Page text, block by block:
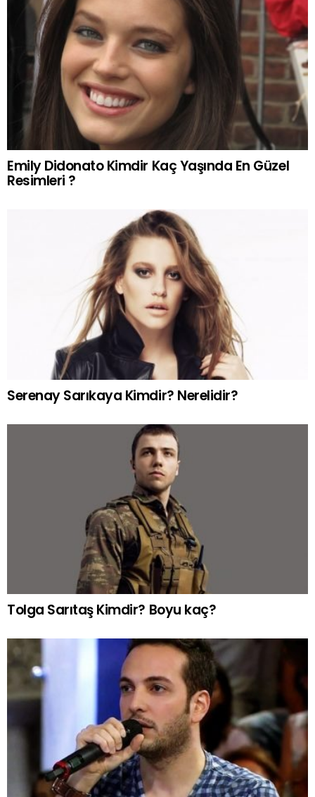
Emily Didonato Kimdir Kaç Yaşında En Güzel
Resimleri ?
Serenay Sarıkaya Kimdir? Nerelidir?
Tolga Sarıtaş Kimdir? Boyu kaç?